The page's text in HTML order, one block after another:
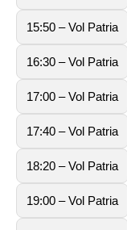
15:50 – Vol Patria
16:30 – Vol Patria
17:00 – Vol Patria
17:40 – Vol Patria
18:20 – Vol Patria
19:00 – Vol Patria